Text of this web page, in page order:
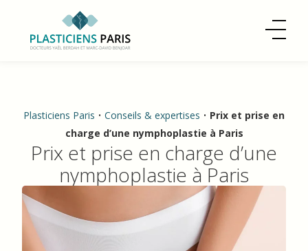
Plasticiens Paris • Conseils & expertises • Prix et prise en
charge d’une nymphoplastie à Paris
Prix et prise en charge d’une
nymphoplastie à Paris